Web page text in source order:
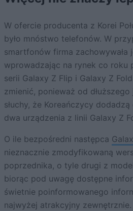
W ofercie producenta z Korei
było mnóstwo telefonów. W
smartfonów firma zachowywała
wprowadzając na rynek co roku
serii Galaxy Z Flip i Galaxy Z
zmienić, ponieważ od
słuchy, że Koreańczycy
dwa urządzenia z linii Galaxy Z
O ile bezpośredni następca
nieznacznie zmodyfikowaną
poprzednika, o tyle drugi z
biorąc pod uwagę dostępne
świetnie poinformowanego
najwyżej atrakcyjny zewnętrznie.